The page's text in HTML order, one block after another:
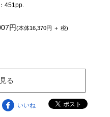
：451pp.
円(本体16,370円 ＋ 税)
る
いいね